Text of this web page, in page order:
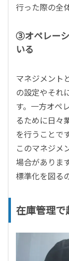
行った際の全
③オペレー
いる
マネジメント
の設定やそれ
す。一方オペ
るために日々
を行うことです
このマネジメ
場合がありま
標準化を図る
在庫管理